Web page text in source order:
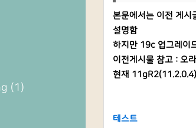
(1)
본문에서는 이전 게
설명함
하지만 19c 업그레
이전게시물 참고 : 오
현재
테스트